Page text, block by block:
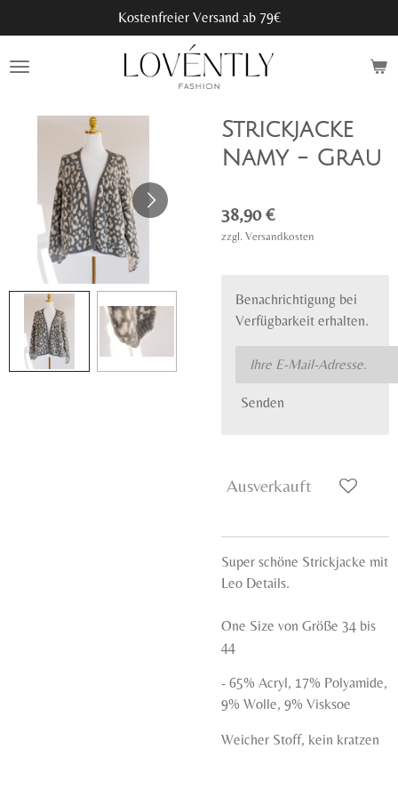
Hauptinhalt
springen
Kostenfreier Versand ab 79€
Strickjacke
Namy - Grau
38,90 €
zzgl. Versandkosten
Benachrichtigung bei
Verfügbarkeit erhalten.
Senden
Ausverkauft
Super schöne Strickjacke mit
Leo Details.
One Size von Größe 34 bis
44
- 65% Acryl, 17% Polyamide,
9% Wolle, 9% Visksoe
Weicher Stoff, kein kratzen